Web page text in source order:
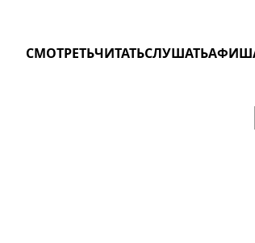
СМОТРЕТЬЧИТАТЬСЛУШАТЬ